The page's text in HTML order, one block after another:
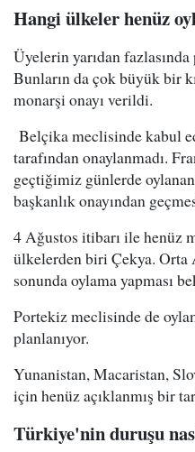
Hangi ülkeler henüz
Üyelerin yarıdan
Bunların da çok büyük bir
monarşi onayı verildi.
Belçika meclisinde kabul
tarafından onaylanmadı.
geçtiğimiz günlerde
başkanlık onayından
4 Ağustos itibarı ile henüz
ülkelerden biri Çekya. Orta
sonunda oylama yapması
Portekiz meclisinde de
planlanıyor.
Yunanistan, Macaristan,
için henüz açıklanmış bir
Türkiye'nin duruşu